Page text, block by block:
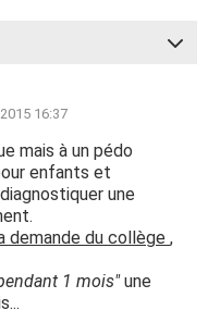
16:37
mais à un pédo
enfants et
une
demande du collège ,
1 mois"une